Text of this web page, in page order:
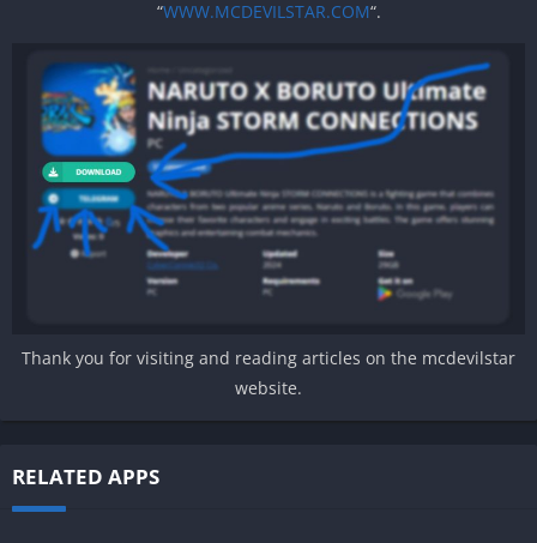
“WWW.MCDEVILSTAR.COM“.
Thank you for visiting and reading articles on the mcdevilstar
website.
RELATED APPS